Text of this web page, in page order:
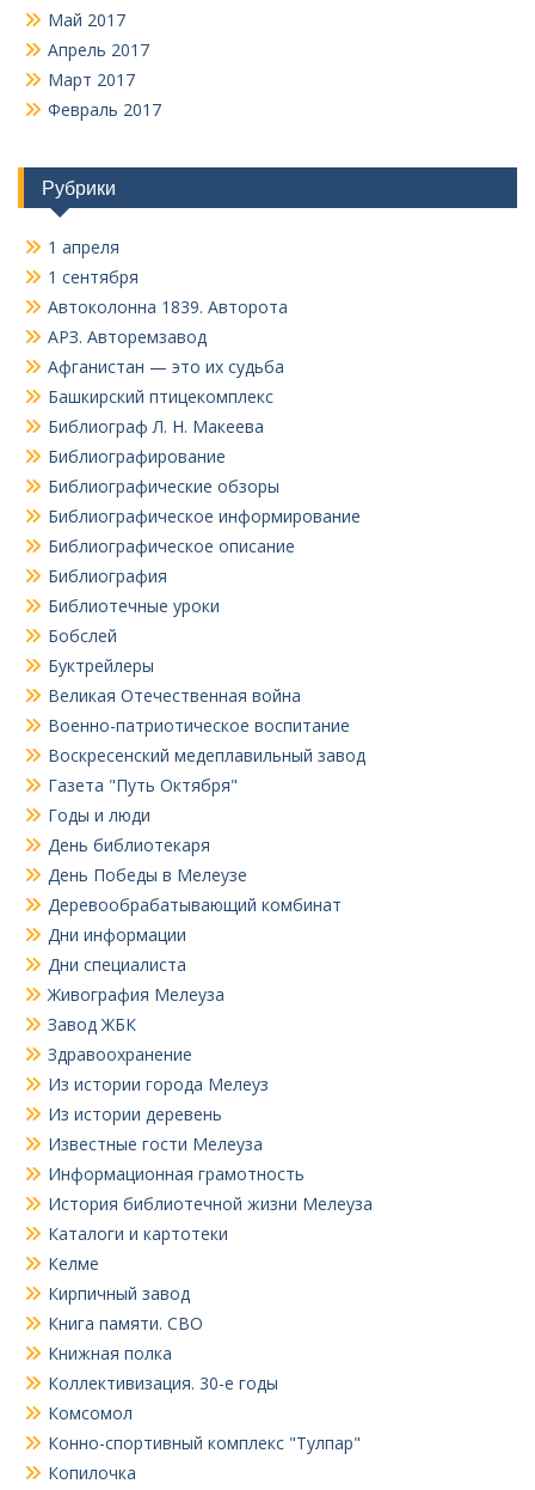
Май 2017
Апрель 2017
Март 2017
Февраль 2017
Рубрики
1 апреля
1 сентября
Автоколонна 1839. Авторота
АРЗ. Авторемзавод
Афганистан — это их судьба
Башкирский птицекомплекс
Библиограф Л. Н. Макеева
Библиографирование
Библиографические обзоры
Библиографическое информирование
Библиографическое описание
Библиография
Библиотечные уроки
Бобслей
Буктрейлеры
Великая Отечественная война
Военно-патриотическое воспитание
Воскресенский медеплавильный завод
Газета "Путь Октября"
Годы и люди
День библиотекаря
День Победы в Мелеузе
Деревообрабатывающий комбинат
Дни информации
Дни специалиста
Живография Мелеуза
Завод ЖБК
Здравоохранение
Из истории города Мелеуз
Из истории деревень
Известные гости Мелеуза
Информационная грамотность
История библиотечной жизни Мелеуза
Каталоги и картотеки
Келме
Кирпичный завод
Книга памяти. СВО
Книжная полка
Коллективизация. 30-е годы
Комсомол
Конно-спортивный комплекс "Тулпар"
Копилочка